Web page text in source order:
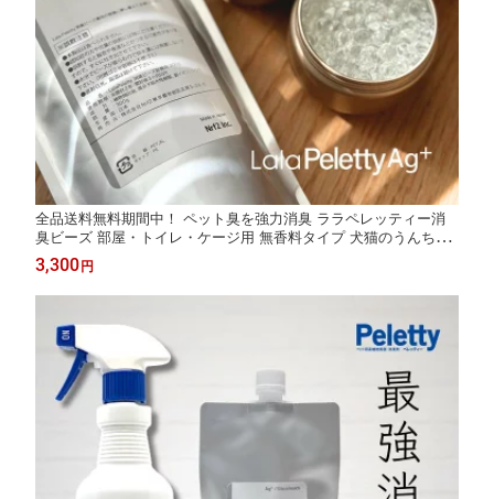
全品送料無料期間中！ ペット臭を強力消臭 ララペレッティー消
臭ビーズ 部屋・トイレ・ケージ用 無香料タイプ 犬猫のうんち
臭・おしっこ臭・獣臭をしっかり除去 長持ち消臭 振動や熱でも
安定効果 ペットにも安心の低刺激タイプ
3,300 円